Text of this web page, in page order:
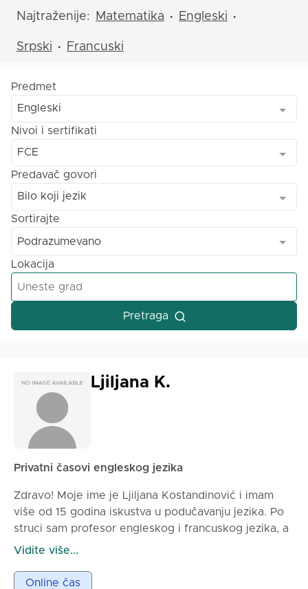
Najtraženije: Matematika • Engleski •
Srpski • Francuski
Predmet
Engleski
Nivoi i sertifikati
FCE
Predavač govori
Bilo koji jezik
Sortirajte
Podrazumevano
Lokacija
Pretraga
Ljiljana K.
Privatni časovi engleskog jezika
Zdravo! Moje ime je Ljiljana Kostandinović i imam
više od 15 godina iskustva u podučavanju jezika. Po
struci sam profesor engleskog i francuskog jezika, a
takođe predajem srpski i rumunski jezik. Radila sam
odraslih – kako online, tako i uživo. Moji časovi su
Vidite više...
Online čas